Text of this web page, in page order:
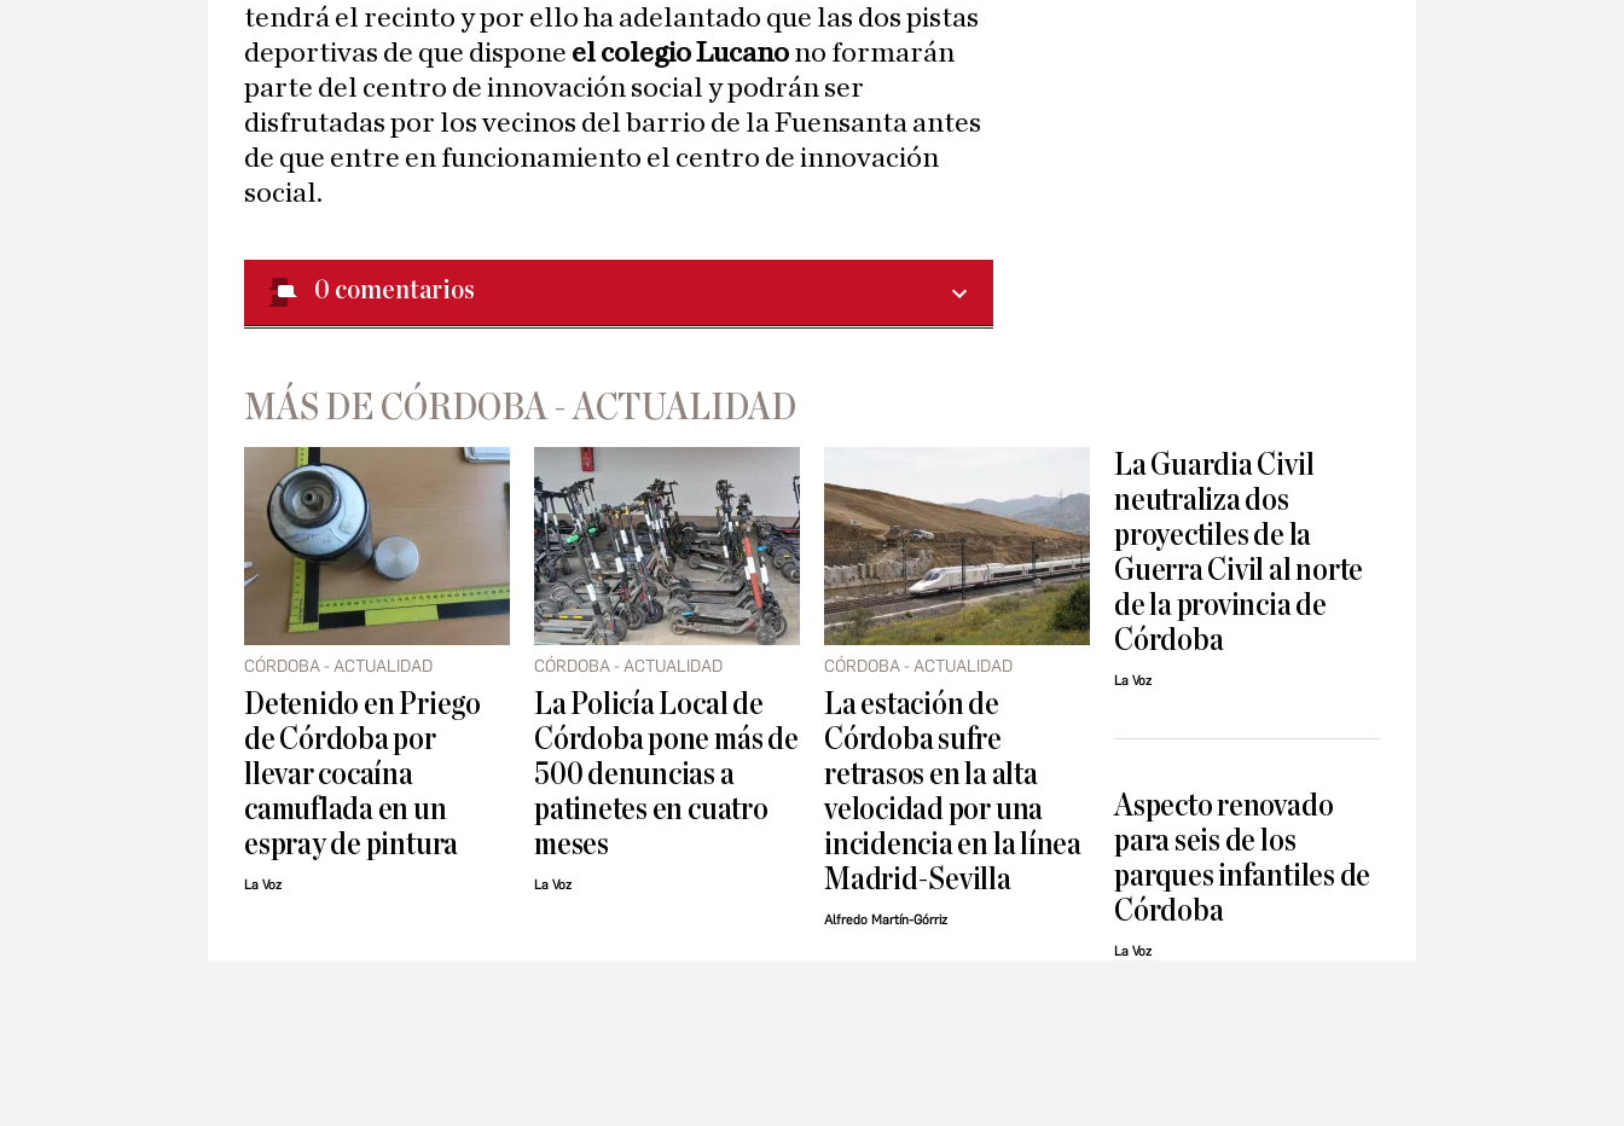
tendrá el recinto y por ello ha adelantado que las dos pistas
deportivas de que dispone el colegio Lucano no formarán
parte del centro de innovación social y podrán ser
disfrutadas por los vecinos del barrio de la Fuensanta antes
de que entre en funcionamiento el centro de innovación
social.
0 comentarios
MÁS DE CÓRDOBA - ACTUALIDAD
CÓRDOBA - ACTUALIDAD
Detenido en Priego
de Córdoba por
llevar cocaína
camuflada en un
espray de pintura
La Voz
CÓRDOBA - ACTUALIDAD
La Policía Local de
Córdoba pone más de
500 denuncias a
patinetes en cuatro
meses
La Voz
CÓRDOBA - ACTUALIDAD
La estación de
Córdoba sufre
retrasos en la alta
velocidad por una
incidencia en la línea
Madrid-Sevilla
Alfredo Martín-Górriz
La Guardia Civil
neutraliza dos
proyectiles de la
Guerra Civil al norte
de la provincia de
Córdoba
La Voz
Aspecto renovado
para seis de los
parques infantiles de
Córdoba
La Voz